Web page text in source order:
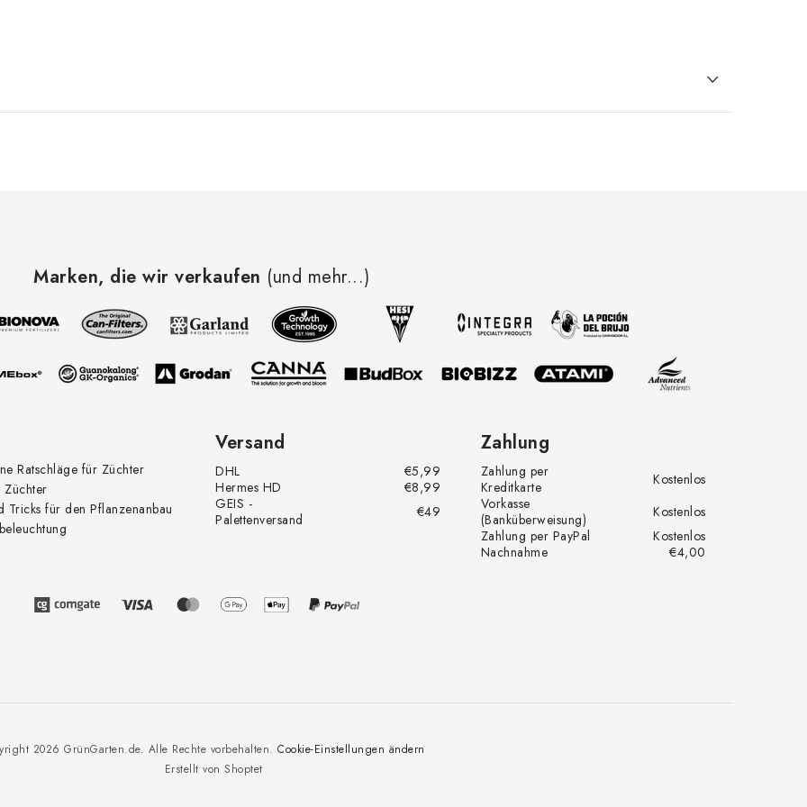
Marken, die wir verkaufen (und mehr...)
Ratschläge für Züchter
Züchter
Tricks für den Pflanzenanbau
Versand
DHL
€5,99
Hermes HD
€8,99
GEIS -
Palettenversand
€49
Zahlung
Zahlung per
Kreditkarte
Kostenlos
Vorkasse
(Banküberweisung)
Kostenlos
Zahlung per PayPal
Kostenlos
Nachnahme
€4,00
Erstellt von Shoptet
2026 GrünGarten.de. Alle Rechte vorbehalten. Cookie-Einstellungen ändern